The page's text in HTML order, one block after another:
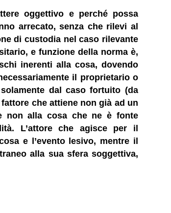
oggettivo e perché possa
arrecato, senza che rilevi al
di custodia nel caso rilevante
e funzione della norma è,
inerenti alla cosa, dovendo
il proprietario o
dal caso fortuito (da
che attiene non già ad un
non alla cosa che ne è fonte
L’attore che agisce per il
e l’evento lesivo, mentre il
alla sua sfera soggettiva,